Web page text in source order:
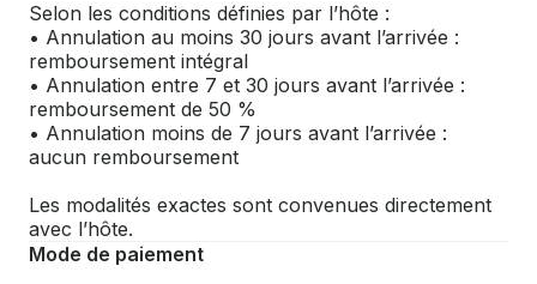
Selon les conditions définies par l’hôte :
• Annulation au moins 30 jours avant l’arrivée :
remboursement intégral
• Annulation entre 7 et 30 jours avant l’arrivée :
remboursement de 50 %
• Annulation moins de 7 jours avant l’arrivée :
aucun remboursement
Les modalités exactes sont convenues directement
avec l’hôte.
Mode de paiement